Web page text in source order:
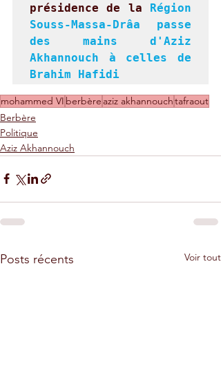
présidence de la Région
Souss-Massa-Drâa passe
des mains d'Aziz
Akhannouch à celles de
Brahim Hafidi
mohammed VI berbère aziz akhannouchtafraout
Berbère
Politique
Aziz Akhannouch
Posts récents Voir tout